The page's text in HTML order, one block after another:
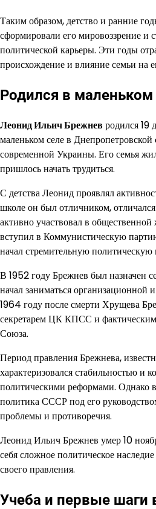
Таким образом, детство и ранние
сформировали его мировоззрение и
политической карьеры. Эти годы
происхождение и влияние семьи на
Родился в маленьком
Леонид Ильич Брежневродился 19
маленьком селе в Днепропетровской
современной Украины. Его семья
пришлось начать трудиться.
С детства Леонид проявлял
школе он был отличником,
активно участвовал в
вступил в Коммунистическую
начал стремительную политическую
В 1952 году Брежнев был назначен
начал заниматься организационной
1964 году после смерти Хрущева
секретарем ЦК КПСС и фактическим
Союза.
Период правления Брежнева,
характеризовался стабильностью и
политическими реформами. Однако
политика СССР под его
проблемы и противоречия.
Леонид Ильич Брежнев умер 10
себя сложное политическое
своего правления.
Учеба и первые шаги